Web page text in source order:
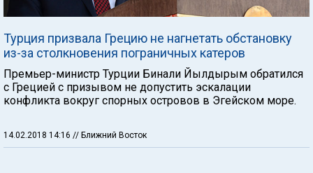
Турция призвала Грецию не нагнетать обстановку
из-за столкновения пограничных катеров
Премьер-министр Турции Бинали Йылдырым обратился
с Грецией с призывом не допустить эскалации
конфликта вокруг спорных островов в Эгейском море.
14.02.2018 14:16 // Ближний Восток